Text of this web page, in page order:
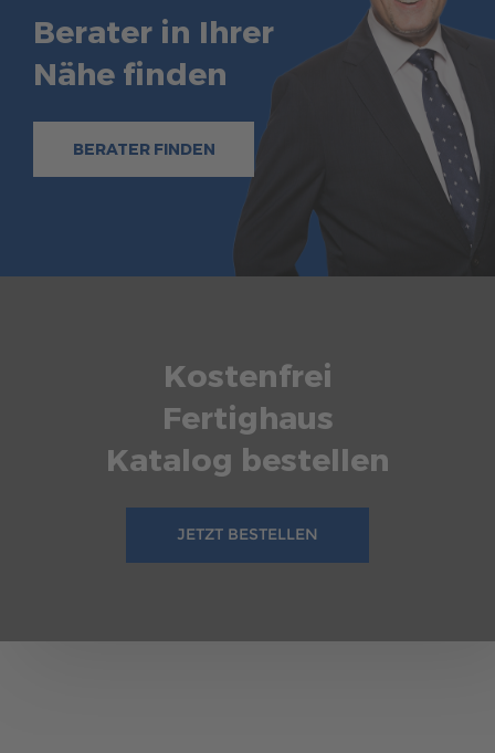
Berater in Ihrer
Nähe finden
BERATER FINDEN
Kostenfrei
Fertighaus
Katalog bestellen
JETZT BESTELLEN